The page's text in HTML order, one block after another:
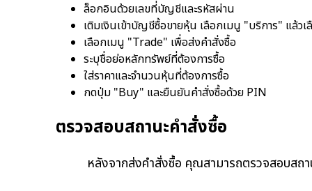
ล็อกอินด้วยเลขที่บัญชีและรหัสผ่าน
เติมเงินเข้าบัญชีซื้อขายหุ้น เลือกเมนู "บริการ" แล้ว
เลือกเมนู "Trade" เพื่อส่งคำสั่งซื้อ
ระบุชื่อย่อหลักทรัพย์ที่ต้องการซื้อ
ใส่ราคาและจำนวนหุ้นที่ต้องการซื้อ
กดปุ่ม "Buy" และยืนยันคำสั่งซื้อด้วย PIN
ตรวจสอบสถานะคำสั่งซื้อ
หลังจากส่งคำสั่งซื้อ คุณสามารถตรวจสอบสถาน